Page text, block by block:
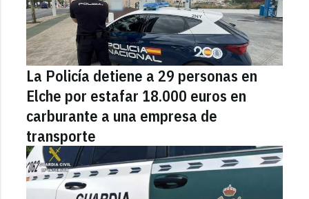
La Policía detiene a 29 personas en
Elche por estafar 18.000 euros en
carburante a una empresa de
transporte